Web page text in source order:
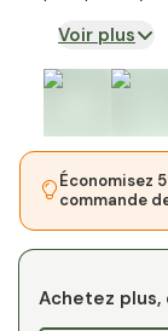
Voir plus
Économisez
commande
Achetez plus,